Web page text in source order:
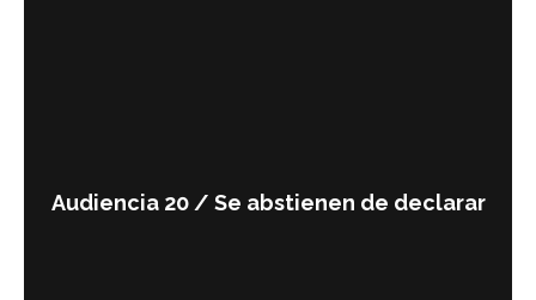
Audiencia 20 / Se abstienen de declarar